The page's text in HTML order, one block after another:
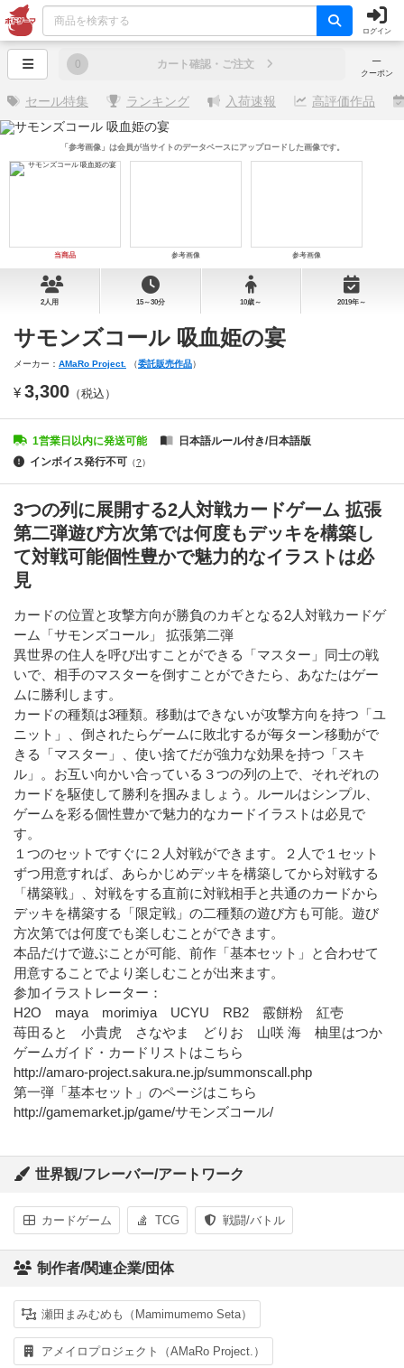
ログイン
─
クーポン
0 カート確認・ご注文
セール特集 ランキング 入荷速報 高評価作品
当商品 参考画像 参考画像
「参考画像」は会員が当サイトのデータベースにアップロードした画像です。
2人用 15～30分 10歳～ 2019年～
サモンズコール 吸血姫の宴
メーカー： AMaRo Project. （委託販売作品）
¥ 3,300 （税込）
1営業日以内に発送可能
日本語ルール付き/日本語版
インボイス発行不可 （?）
3つの列に展開する2人対戦カードゲーム 拡張
第二弾遊び方次第では何度もデッキを構築し
て対戦可能個性豊かで魅力的なイラストは必
見
カードの位置と攻撃方向が勝負のカギとなる2人対戦カードゲ
ーム「サモンズコール」 拡張第二弾
異世界の住人を呼び出すことができる「マスター」同士の戦
いで、相手のマスターを倒すことができたら、あなたはゲー
ムに勝利します。
カードの種類は3種類。移動はできないが攻撃方向を持つ「ユ
ニット」、倒されたらゲームに敗北するが毎ターン移動がで
きる「マスター」、使い捨てだが強力な効果を持つ「スキ
ル」。お互い向かい合っている３つの列の上で、それぞれの
カードを駆使して勝利を掴みましょう。ルールはシンプル、
ゲームを彩る個性豊かで魅力的なカードイラストは必見で
す。
１つのセットですぐに２人対戦ができます。２人で１セット
ずつ用意すれば、あらかじめデッキを構築してから対戦する
「構築戦」、対戦をする直前に対戦相手と共通のカードから
デッキを構築する「限定戦」の二種類の遊び方も可能。遊び
方次第では何度でも楽しむことができます。
本品だけで遊ぶことが可能、前作「基本セット」と合わせて
用意することでより楽しむことが出来ます。
参加イラストレーター：
H2O maya morimiya UCYU RB2 霰餅粉 紅壱
苺田ると 小貴虎 さなやま どりお 山咲 海 柚里はつか
ゲームガイド・カードリストはこちら
http://amaro-project.sakura.ne.jp/summonscall.php
第一弾「基本セット」のページはこちら
http://gamemarket.jp/game/サモンズコール/
世界観/フレーバー/アートワーク
カードゲーム TCG 戦闘/バトル
制作者/関連企業/団体
瀬田まみむめも（Mamimumemo Seta）
アメイロプロジェクト（AMaRo Project.）